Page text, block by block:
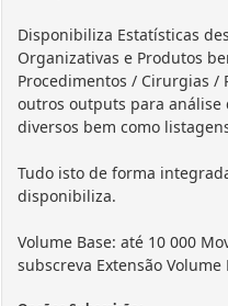
Disponibiliza Estatísticas
Organizativas e Produtos
Procedimentos / Cirurgias /
outros outputs para análise
diversos bem como
Tudo isto de forma
disponibiliza.
Volume Base: até 10 000
subscreva Extensão Volume